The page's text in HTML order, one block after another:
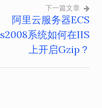
下一篇文章
阿里云服务器ECS
系统如何在IIS
上开启Gzip？